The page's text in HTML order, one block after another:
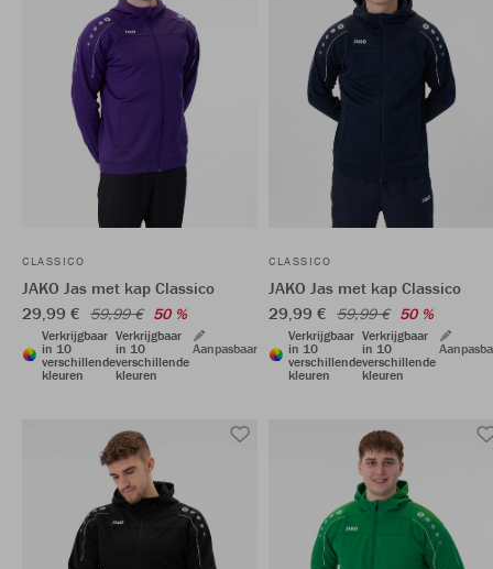
CLASSICO
JAKO Jas met kap Classico
29,99 € 59,99 € 50 %
Verkrijgbaar
in 10
verschillende
kleuren
Verkrijgbaar
in 10
verschillende
kleuren
Aanpasbaar
CLASSICO
JAKO Jas met kap Classico
29,99 € 59,99 € 50 %
Verkrijgbaar
in 10
verschillende
kleuren
Verkrijgbaar
in 10
verschillende
kleuren